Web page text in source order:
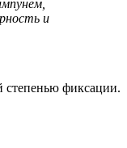
и
степенью фиксации.